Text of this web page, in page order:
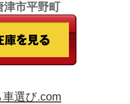
市平野町
選び.com